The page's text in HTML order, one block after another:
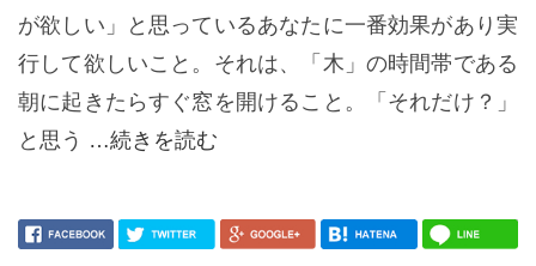
が欲しい」と思っているあなたに一番効果があり実
行して欲しいこと。それは、「木」の時間帯である
朝に起きたらすぐ窓を開けること。「それだけ？」
と思う …続きを読む